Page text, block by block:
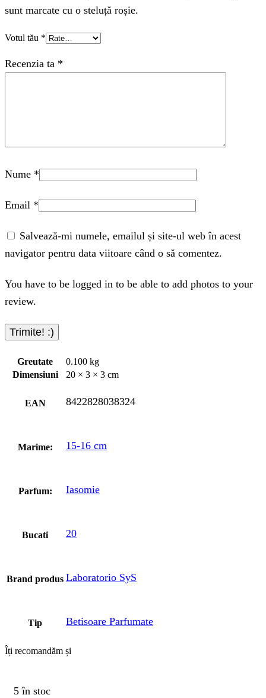
sunt marcate cu o steluță roșie.
Votul tău *
Recenzia ta *
Nume *
Email *
Salvează-mi numele, emailul și site-ul web în acest
navigator pentru data viitoare când o să comentez.
You have to be logged in to be able to add photos to your
review.
Greutate
0.100 kg
Dimensiuni
20 × 3 × 3 cm
EAN 8422828038324
Marime: 15-16 cm
Parfum: Iasomie
Bucati 20
Brand produs Laboratorio SyS
Tip Betisoare Parfumate
Îți recomandăm și
5 în stoc